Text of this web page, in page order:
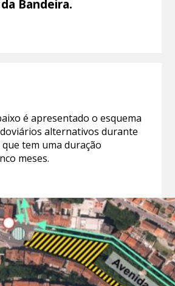
Bandeira.
é apresentado o esquema
alternativos durante
tem uma duração
meses.